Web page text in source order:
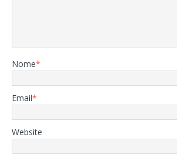
Nome*
Email*
Website